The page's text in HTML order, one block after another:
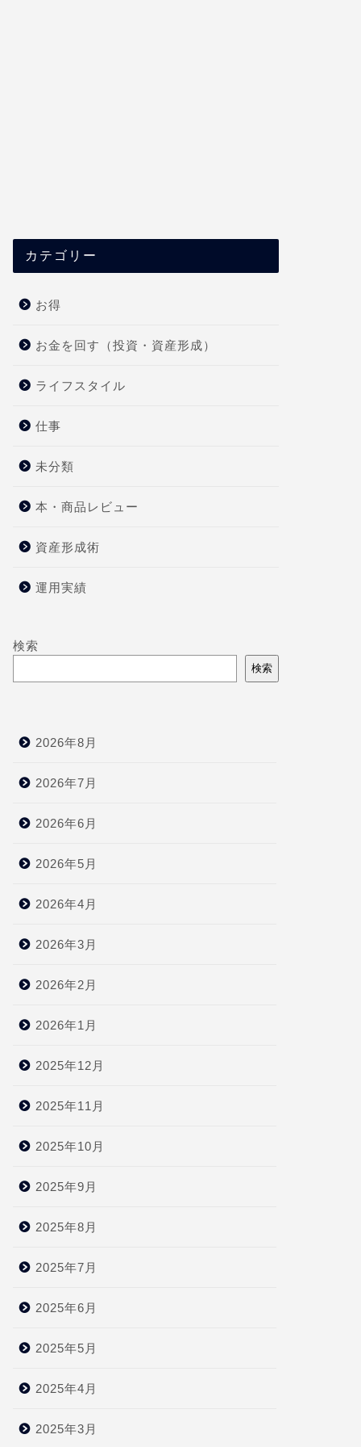
カテゴリー
お得
お金を回す（投資・資産形成）
ライフスタイル
仕事
未分類
本・商品レビュー
資産形成術
運用実績
検索
検索
2026年8月
2026年7月
2026年6月
2026年5月
2026年4月
2026年3月
2026年2月
2026年1月
2025年12月
2025年11月
2025年10月
2025年9月
2025年8月
2025年7月
2025年6月
2025年5月
2025年4月
2025年3月